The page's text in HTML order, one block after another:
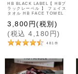
HB BLACK LABEL【 HBブ
ラックレーベル 】 フェイス
タオル HB FACE TOWEL
3,800円(税別)
(税込 4,180 円)
481 件